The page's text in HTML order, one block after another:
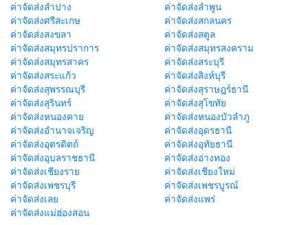
ค่าจัดส่งลำปาง
ค่าจัดส่งลำพูน
ค่าจัดส่งศรีสะเกษ
ค่าจัดส่งสกลนคร
ค่าจัดส่งสงขลา
ค่าจัดส่งสตูล
ค่าจัดส่งสมุทรปราการ
ค่าจัดส่งสมุทรสงคราม
ค่าจัดส่งสมุทรสาคร
ค่าจัดส่งสระบุรี
ค่าจัดส่งสระแก้ว
ค่าจัดส่งสิงห์บุรี
ค่าจัดส่งสุพรรณบุรี
ค่าจัดส่งสุราษฎร์ธานี
ค่าจัดส่งสุรินทร์
ค่าจัดส่งสุโขทัย
ค่าจัดส่งหนองคาย
ค่าจัดส่งหนองบัวลำภู
ค่าจัดส่งอำนาจเจริญ
ค่าจัดส่งอุดรธานี
ค่าจัดส่งอุตรดิตถ์
ค่าจัดส่งอุทัยธานี
ค่าจัดส่งอุบลราชธานี
ค่าจัดส่งอ่างทอง
ค่าจัดส่งเชียงราย
ค่าจัดส่งเชียงใหม่
ค่าจัดส่งเพชรบุรี
ค่าจัดส่งเพชรบูรณ์
ค่าจัดส่งเลย
ค่าจัดส่งแพร่
ค่าจัดส่งแม่ฮ่องสอน